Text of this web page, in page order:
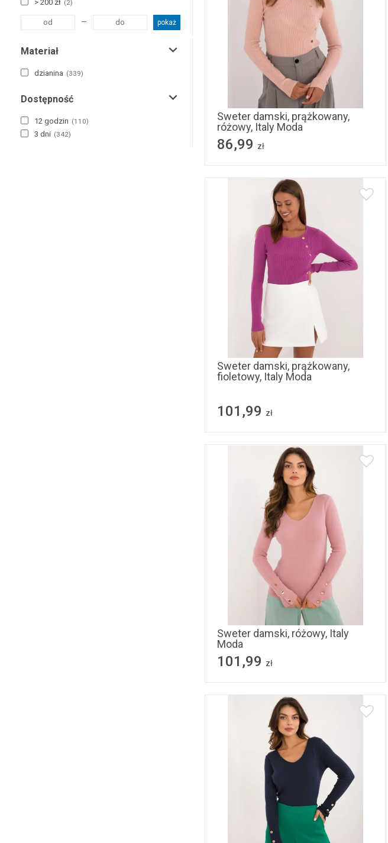
złoty
> 200 zł (2)
– pokaż
Materiał
dzianina (339)
Dostępność
12 godzin (110)
3 dni (342)
S/M L/XL
Sweter damski, prążkowany,
różowy, Italy Moda
86,99 zł
S/M L/XL
Sweter damski, prążkowany,
fioletowy, Italy Moda
101,99 zł
L/XL
Sweter damski, różowy, Italy
Moda
101,99 zł